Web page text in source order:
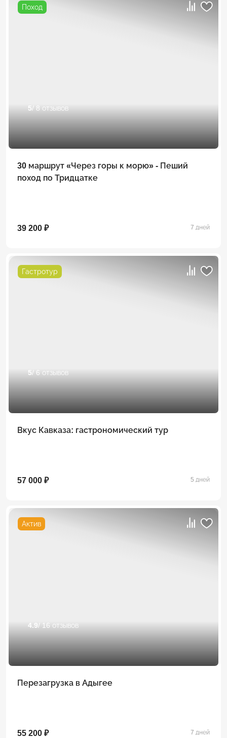
Поход
5/ 8 отзывов
30 маршрут «Через горы к морю» - Пеший
поход по Тридцатке
39 200 ₽ 7 дней
Гастротур
5/ 6 отзывов
Вкус Кавказа: гастрономический тур
57 000 ₽ 5 дней
Актив
4.9 / 16 отзывов
Перезагрузка в Адыгее
55 200 ₽ 7 дней